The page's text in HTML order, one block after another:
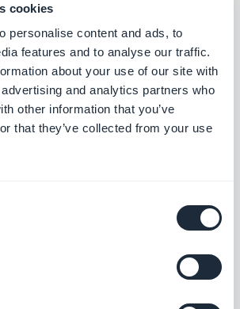
cookies
personalise content and ads, to
features and to analyse our traffic.
about your use of our site with
and analytics partners who
other information that you’ve
that they’ve collected from your use
und Stabilität auf älteren
wurde verbessert.
GEHEN :
Monat sind es die Karten-
die den Titel auf dem Bildschirm
finden Sie die Details der
. Keine
in der Zukunft, das sehen wir in